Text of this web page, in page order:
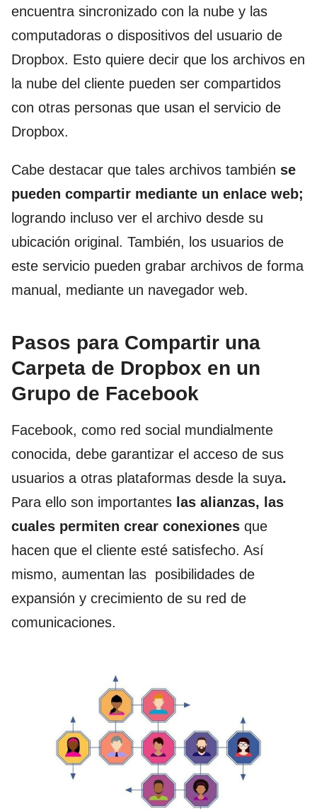
encuentra sincronizado con la nube y las
computadoras o dispositivos del usuario de
Dropbox. Esto quiere decir que los archivos en
la nube del cliente pueden ser compartidos
con otras personas que usan el servicio de
Dropbox.
Cabe destacar que tales archivos también se
pueden compartir mediante un enlace web;
logrando incluso ver el archivo desde su
ubicación original. También, los usuarios de
este servicio pueden grabar archivos de forma
manual, mediante un navegador web.
Pasos para Compartir una
Carpeta de Dropbox en un
Grupo de Facebook
Facebook, como red social mundialmente
conocida, debe garantizar el acceso de sus
usuarios a otras plataformas desde la suya.
Para ello son importantes las alianzas, las
cuales permiten crear conexiones que
hacen que el cliente esté satisfecho. Así
mismo, aumentan las posibilidades de
expansión y crecimiento de su red de
comunicaciones.